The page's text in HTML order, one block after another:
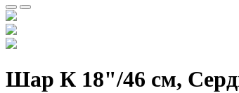
Шар К 18"/46 см,